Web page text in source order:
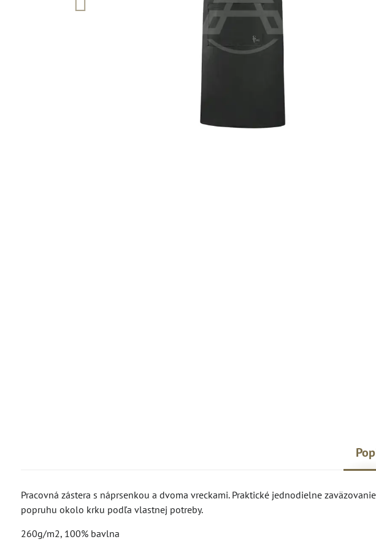
Pracovná zástera s náprsenkou a dvoma vreckami. Praktické jednodielne
popruhu okolo krku podľa vlastnej potreby.
260g/m2, 100% bavlna